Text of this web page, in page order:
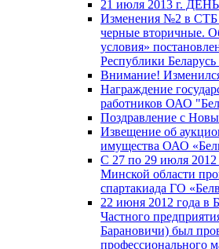
21 июля 2013 г.
Изменения №2 в СТБ
черные вторичные.
условия»
Республики
Внимание!
Награждение
работников ОАО
Поздравление с
Извещение об
имущества ОАО
С 27 по 29 июля 2012
Минской области
спартакиада ГО
22 июня 2012 года в
Частного
Барановичи) был
профессионального